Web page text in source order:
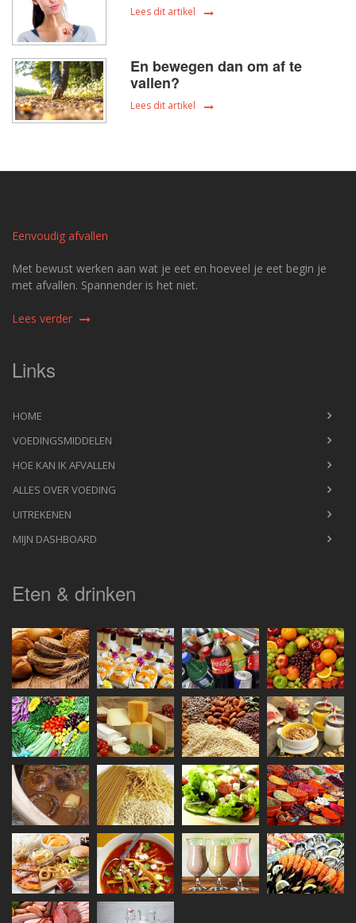
Lees dit artikel
En bewegen dan om af te
vallen?
Lees dit artikel
Eenvoudig afvallen
Met bewust werken aan wat je eet en hoeveel je eet begin je
met afvallen. Spannender is het niet.
Lees verder
Links
HOME
VOEDINGSMIDDELEN
HOE KAN IK AFVALLEN
ALLES OVER VOEDING
UITREKENEN
MIJN DASHBOARD
Eten & drinken